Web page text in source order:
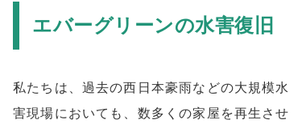
エバーグリーンの水害復旧
私たちは、過去の西日本豪雨などの大規模水
害現場においても、数多くの家屋を再生させ